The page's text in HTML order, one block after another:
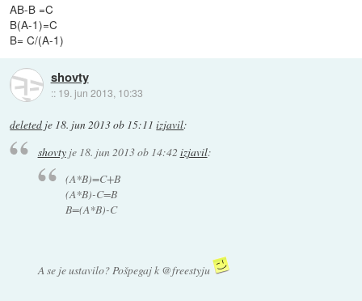
AB-B =C
B(A-1)=C
B= C/(A-1)
shovty
:: 19. jun 2013, 10:33
deleted je 18. jun 2013 ob 15:11 izjavil:
shovtyje 18. jun 2013 ob 14:42 izjavil:
(A*B)=C+B
(A*B)-C=B
B=(A*B)-C
A se je ustavilo? Pošpegaj k @freestyju